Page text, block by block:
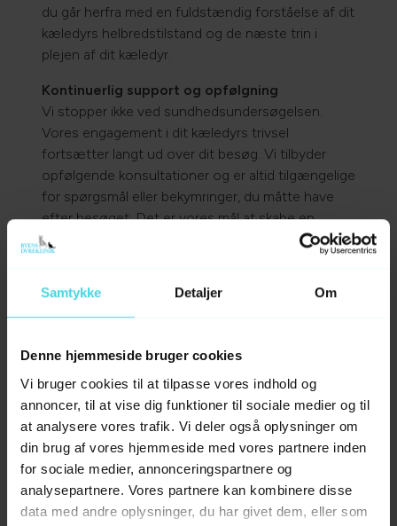
Samtykke Detaljer Om
Denne hjemmeside bruger cookies
Vi bruger cookies til at tilpasse vores indhold og
annoncer, til at vise dig funktioner til sociale medier og til
at analysere vores trafik. Vi deler også oplysninger om
din brug af vores hjemmeside med vores partnere inden
for sociale medier, annonceringspartnere og
analysepartnere. Vores partnere kan kombinere disse
data med andre oplysninger, du har givet dem, eller som
du går herfra med en fuldstændig forståelse af dit
kæledyrs helbredstilstand og de næste trin i
plejen af dit kæledyr.
Kontinuerlig support og opfølgning
Vi stopper ikke ved sundhedsundersøgelsen.
Vores engagement i dit kæledyrs trivsel
fortsætter langt ud over dit besøg. Vi tilbyder
opfølgende konsultationer og er altid tilgængelige
for spørgsmål eller bekymringer, du måtte have
efter besøget. Det er vores mål at skabe en
omfattende sundhedsplejeplan, der sikrer, at dit
Book tid
Mød teamet hos Byens
Dyreklinik
Omsorg, faglighed og tryghed.Hos
Byens Dyreklinik i Nakskov møder du et